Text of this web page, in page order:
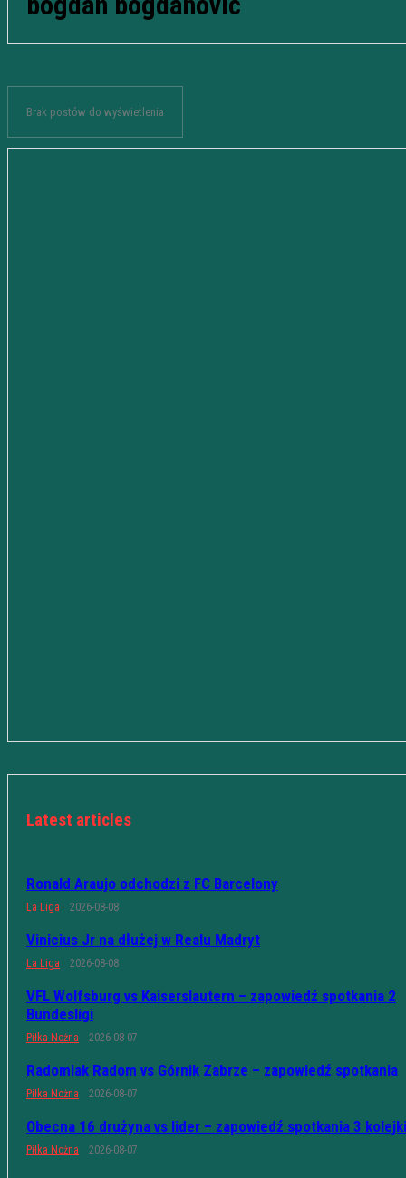
Brak postów do wyświetlenia
Latest articles
Ronald Araujo odchodzi z FC Barcelony
La Liga 2026-08-08
Vinicius Jr na dłużej w Realu Madryt
La Liga 2026-08-08
VFL Wolfsburg vs Kaiserslautern – zapowiedź spotkania 2
Bundesligi
Piłka Nożna 2026-08-07
Radomiak Radom vs Górnik Zabrze – zapowiedź spotkania
Piłka Nożna 2026-08-07
Obecna 16 drużyna vs lider – zapowiedź spotkania 3 kolejki
Piłka Nożna 2026-08-07